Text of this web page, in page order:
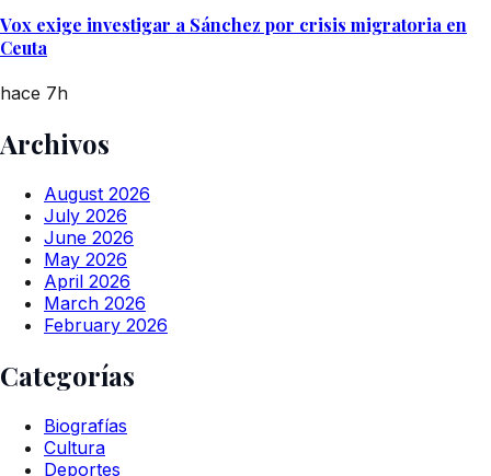
Vox exige investigar a Sánchez por crisis migratoria en
Ceuta
hace 7h
Archivos
August 2026
July 2026
June 2026
May 2026
April 2026
March 2026
February 2026
Categorías
Biografías
Cultura
Deportes